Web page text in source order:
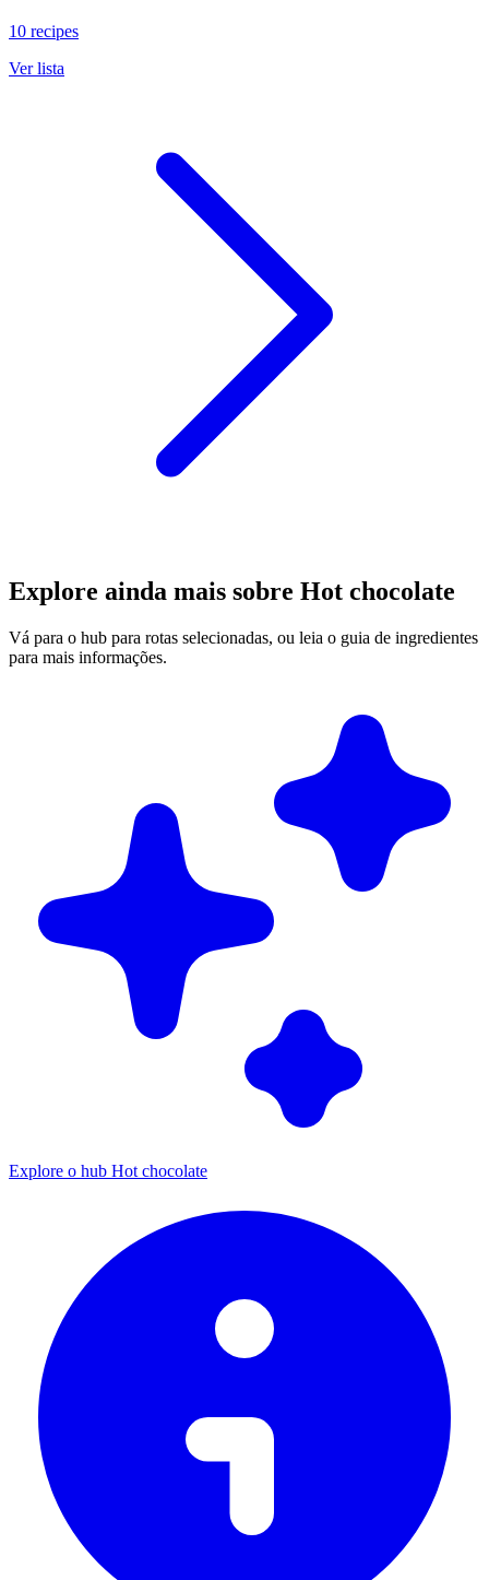
10 recipes
Ver lista
Explore ainda mais sobre Hot chocolate
Vá para o hub para rotas selecionadas, ou leia o guia de ingredientes
para mais informações.
Explore o hub Hot chocolate